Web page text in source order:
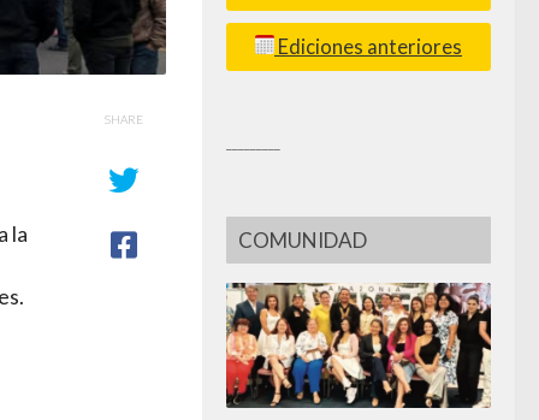
la
SHARE
Ediciones anteriores
COMUNIDAD